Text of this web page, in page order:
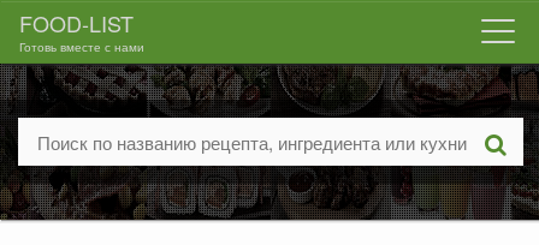
FOOD-LIST
Готовь вместе с нами